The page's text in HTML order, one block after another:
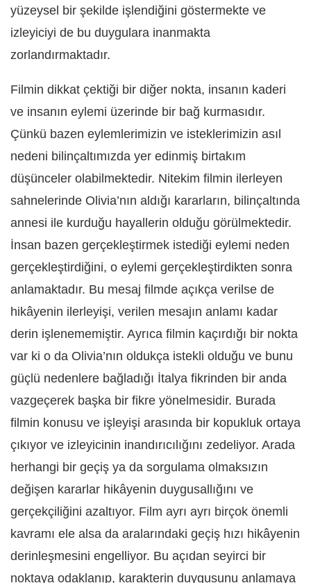
yüzeysel bir şekilde işlendiğini göstermekte ve
izleyiciyi de bu duygulara inanmakta
zorlandırmaktadır.
Filmin dikkat çektiği bir diğer nokta, insanın kaderi
ve insanın eylemi üzerinde bir bağ kurmasıdır.
Çünkü bazen eylemlerimizin ve isteklerimizin asıl
nedeni bilinçaltımızda yer edinmiş birtakım
düşünceler olabilmektedir. Nitekim filmin ilerleyen
sahnelerinde Olivia’nın aldığı kararların, bilinçaltında
annesi ile kurduğu hayallerin olduğu görülmektedir.
İnsan bazen gerçekleştirmek istediği eylemi neden
gerçekleştirdiğini, o eylemi gerçekleştirdikten sonra
anlamaktadır. Bu mesaj filmde açıkça verilse de
hikâyenin ilerleyişi, verilen mesajın anlamı kadar
derin işlenememiştir. Ayrıca filmin kaçırdığı bir nokta
var ki o da Olivia’nın oldukça istekli olduğu ve bunu
güçlü nedenlere bağladığı İtalya fikrinden bir anda
vazgeçerek başka bir fikre yönelmesidir. Burada
filmin konusu ve işleyişi arasında bir kopukluk ortaya
çıkıyor ve izleyicinin inandırıcılığını zedeliyor. Arada
herhangi bir geçiş ya da sorgulama olmaksızın
değişen kararlar hikâyenin duygusallığını ve
gerçekçiliğini azaltıyor. Film ayrı ayrı birçok önemli
kavramı ele alsa da aralarındaki geçiş hızı hikâyenin
derinleşmesini engelliyor. Bu açıdan seyirci bir
noktaya odaklanıp, karakterin duygusunu anlamaya